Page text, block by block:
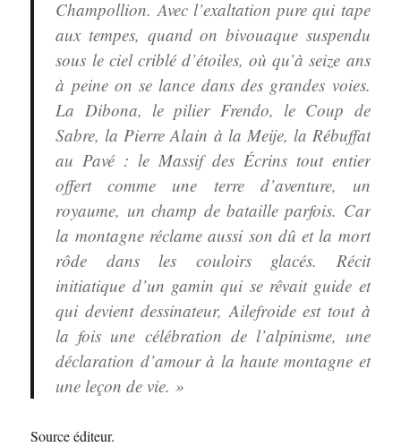
Champollion. Avec l’exaltation pure qui tape
aux tempes, quand on bivouaque suspendu
sous le ciel criblé d’étoiles, où qu’à seize ans
à peine on se lance dans des grandes voies.
La Dibona, le pilier Frendo, le Coup de
Sabre, la Pierre Alain à la Meije, la Rébuffat
au Pavé : le Massif des Écrins tout entier
offert comme une terre d’aventure, un
royaume, un champ de bataille parfois. Car
la montagne réclame aussi son dû et la mort
rôde dans les couloirs glacés. Récit
initiatique d’un gamin qui se rêvait guide et
qui devient dessinateur, Ailefroide est tout à
la fois une célébration de l’alpinisme, une
déclaration d’amour à la haute montagne et
une leçon de vie. »
Source éditeur.